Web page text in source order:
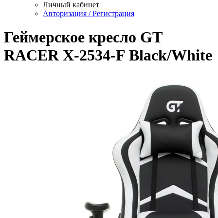
Личный кабинет
Авторизация / Регистрация
Геймерское кресло GT
RACER X-2534-F Black/White